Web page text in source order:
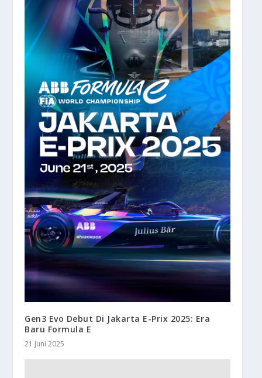
Gen3 Evo Debut Di Jakarta E-Prix 2025: Era
Baru Formula E
21 Juni 2025